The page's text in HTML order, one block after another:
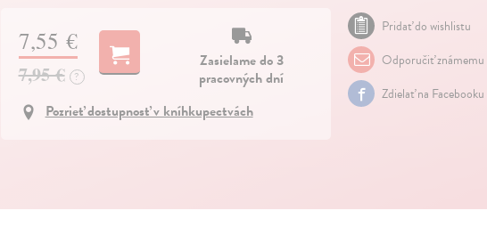
7,55 €
7,95 € ?
Zasielame do 3
pracovných dní
Pozrieť dostupnosť v kníhkupectvách
Pridať do wishlistu
Odporučiť známemu
Zdielať na Facebooku